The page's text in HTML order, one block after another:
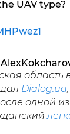
UAV type?
область
Dialog.ua
одной из